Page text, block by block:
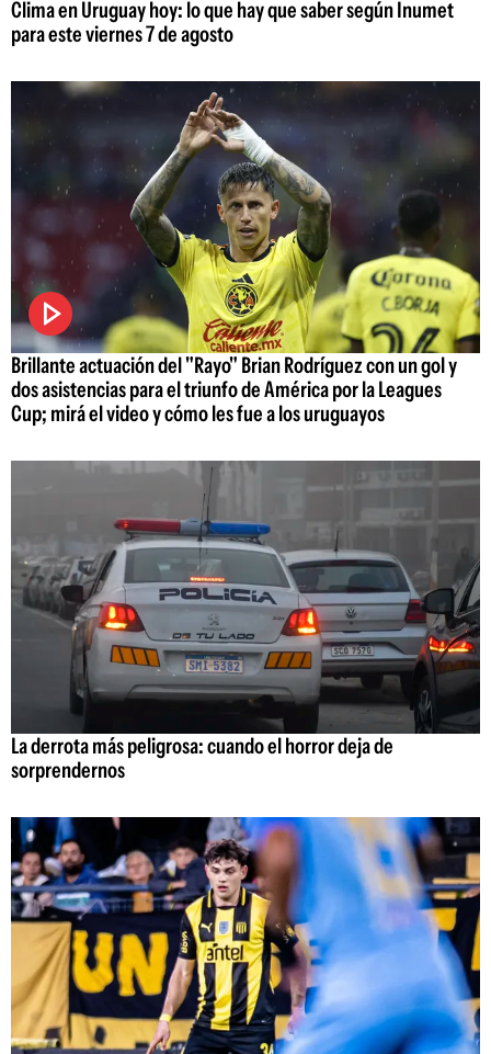
Clima en Uruguay hoy: lo que hay que saber según Inumet
para este viernes 7 de agosto
Brillante actuación del "Rayo" Brian Rodríguez con un gol y
dos asistencias para el triunfo de América por la Leagues
Cup; mirá el video y cómo les fue a los uruguayos
La derrota más peligrosa: cuando el horror deja de
sorprendernos